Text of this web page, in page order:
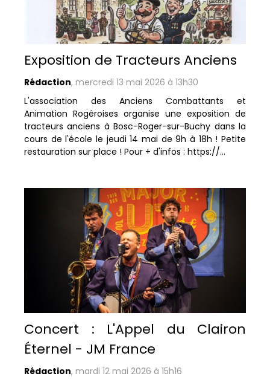
Exposition de Tracteurs Anciens
Rédaction, mercredi 13 mai 2026 à 13h30
L'association des Anciens Combattants et
Animation Rogéroises organise une exposition de
tracteurs anciens à Bosc-Roger-sur-Buchy dans la
cours de l'école le jeudi 14 mai de 9h à 18h ! Petite
restauration sur place ! Pour + d'infos : https://...
Concert : L'Appel du Clairon
Éternel - JM France
Rédaction, mardi 12 mai 2026 à 15h16